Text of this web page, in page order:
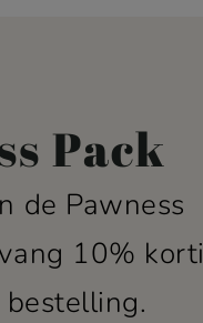
Pack
de Pawness
10%